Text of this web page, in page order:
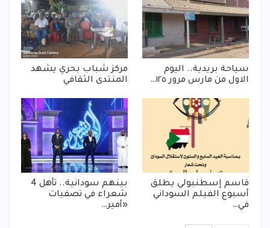
سياحة بريدية.. اليوم
الاول من مارس مرور ١٢٥…
مركز شباب بحري يشهد
المنتدى الثقافي
قاسم إسطنبولي يطلق
أسبوع الفيلم السوداني
في…
بينهم سودانية.. تأهل 4
شعراء في تصفيات
«أمير…